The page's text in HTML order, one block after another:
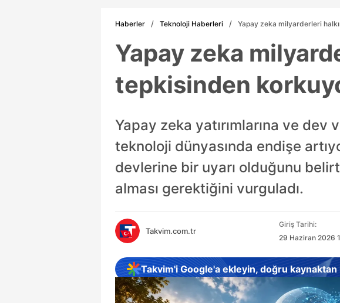
Haberler Teknoloji Haberleri Yapay zeka milyarderleri
Yapay zeka
tepkisinden
Yapay zeka yatırımlarına ve
teknoloji dünyasında endişe
devlerine bir uyarı olduğunu
alması gerektiğini vurguladı.
Takvim.com.tr
Giriş Tarihi:
29 Haziran 2026
Takvim'i Google'a ekleyin, doğru kaynaktan